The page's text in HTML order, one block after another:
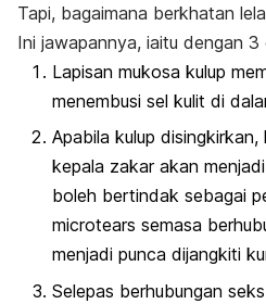
Tapi, bagaimana berkhatan
Ini jawapannya, iaitu dengan 3
Lapisan mukosa kulup
menembusi sel kulit di
Apabila kulup
kepala zakar akan
boleh bertindak sebagai
microtears semasa
menjadi punca dijangkiti
Selepas berhubungan